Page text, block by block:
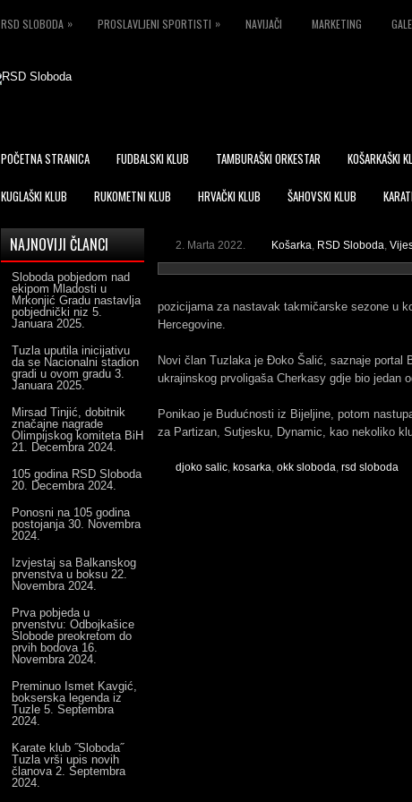
RSD SLOBODA » PROSLAVLJENI SPORTISTI » NAVIJAČI MARKETING
POČETNA STRANICA FUDBALSKI KLUB TAMBURAŠKI ORKESTAR KOŠARKAŠKI
KUGLAŠKI KLUB RUKOMETNI KLUB HRVAČKI KLUB ŠAHOVSKI KLUB
2. Marta 2022. Košarka, RSD Sloboda,
pozicijama za nastavak takmičarske sezone u
Hercegovine.
Novi član Tuzlaka je Đoko Šalić, saznaje portal
ukrajinskog prvoligaša Cherkasy gdje bio jedan
Ponikao je Budućnosti iz Bijeljine, potom
za Partizan, Sutjesku, Dynamic, kao nekoliko
djoko salic, kosarka, okk sloboda, rsd sloboda
NAJNOVIJI ČLANCI
Sloboda pobjedom nad
ekipom Mladosti u
Mrkonjić Gradu nastavlja
pobjednički niz 5.
Januara 2025.
Tuzla uputila inicijativu
da se Nacionalni stadion
gradi u ovom gradu 3.
Januara 2025.
Mirsad Tinjić, dobitnik
značajne nagrade
Olimpijskog komiteta BiH
21. Decembra 2024.
105 godina RSD Sloboda
20. Decembra 2024.
Ponosni na 105 godina
postojanja 30. Novembra
2024.
Izvjestaj sa Balkanskog
prvenstva u boksu 22.
Novembra 2024.
Prva pobjeda u
prvenstvu: Odbojkašice
Slobode preokretom do
prvih bodova 16.
Novembra 2024.
Preminuo Ismet Kavgić,
bokserska legenda iz
Tuzle 5. Septembra
2024.
Karate klub ˝Sloboda˝
Tuzla vrši upis novih
članova 2. Septembra
2024.